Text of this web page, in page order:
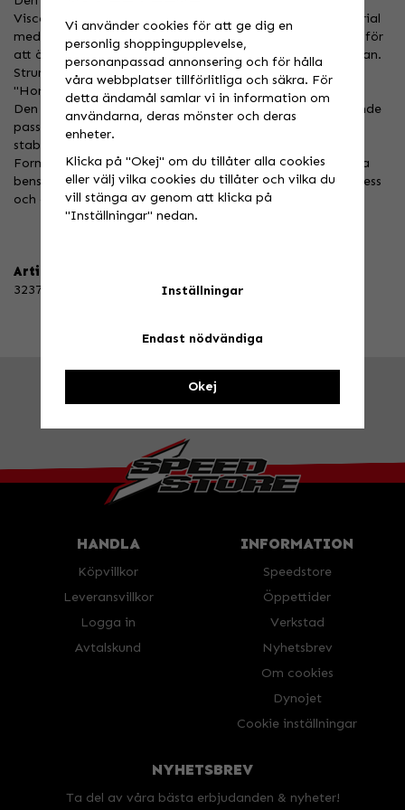
Viscoelastic Cells), innovativt vattentätt anti-chockmaterial
med hög prestanda / vikt / tjocklek ratio, helt perforerad för
att öka andningsförmågan från kontaktområdet till utsidan.
Strumpan är gjord av Lycra® fram och elastisk
"Honeycomb"-nät-textil på baksidan.
Den tunnare tjockleken på vadderingen och den enastående
passformen med silikongrepp på insidan ger utmärkt
stabilitet.
Formen och dimensionerna har tagits fram för att kopiera
benstrukturen samtidigt som man undviker all form av stress
och obehagligt tryck på kroppen.
Artikelnummer:
3237L/XL
Tel. 026-270030 /
HANDLA
Köpvillkor
Leveransvillkor
Logga in
Avtalskund
INFORMATION
Speedstore
Öppettider
Verkstad
Nyhetsbrev
Om cookies
Dynojet
Cookie inställningar
NYHETSBREV
Ta del av våra bästa erbjudanden & nyheter!
Vi använder cookies för att ge dig en
personlig shoppingupplevelse,
personanpassad annonsering och för hålla
våra webbplatser tillförlitliga och säkra. För
detta ändamål samlar vi in information om
användarna, deras mönster och deras
enheter.
Klicka på "Okej" om du tillåter alla cookies
eller välj vilka cookies du tillåter och vilka du
vill stänga av genom att klicka på
"Inställningar" nedan.
Inställningar
Endast nödvändiga
Okej